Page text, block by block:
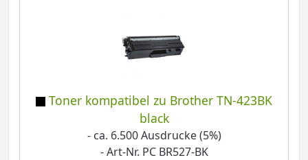
Toner kompatibel zu Brother TN-423BK
black
- ca. 6.500 Ausdrucke (5%)
- Art-Nr. PC BR527-BK